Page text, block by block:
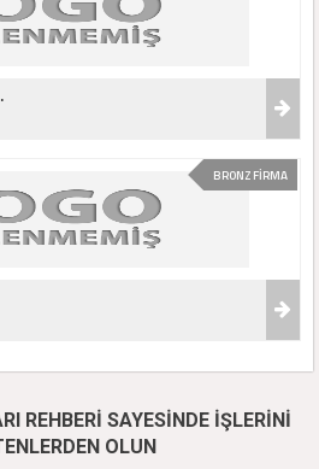
BRONZ FİRMA
REHBERİ SAYESİNDE İŞLERİNİ
OLUN